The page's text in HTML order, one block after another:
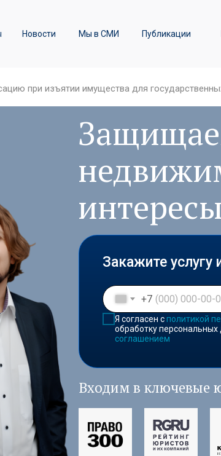
Мы в СМИ Публикации
Новости
Железнодорожные
при изъятии имущества для
Входим в ключевые
+7
Я согласен сполитикой
обработку персональных
соглашением
Закажите услугу